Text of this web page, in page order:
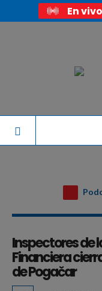
En
Inspectores de
Financiera
de Pogačar